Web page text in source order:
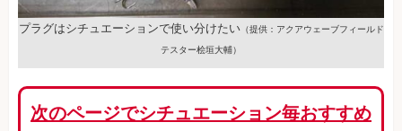
プラグはシチュエーションで使い分けたい（提供：アクアウェーブフィールド
テスター桧垣大輔）
次のページでシチュエーション毎おすすめ